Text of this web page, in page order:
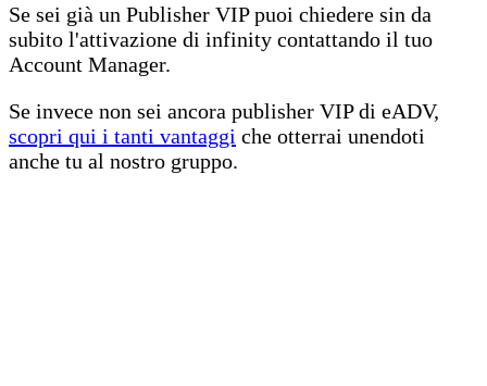
Se sei già un Publisher VIP puoi chiedere sin da
subito l'attivazione di infinity contattando il tuo
Account Manager.
Se invece non sei ancora publisher VIP di eADV,
scopri qui i tanti vantaggi che otterrai unendoti
anche tu al nostro gruppo.